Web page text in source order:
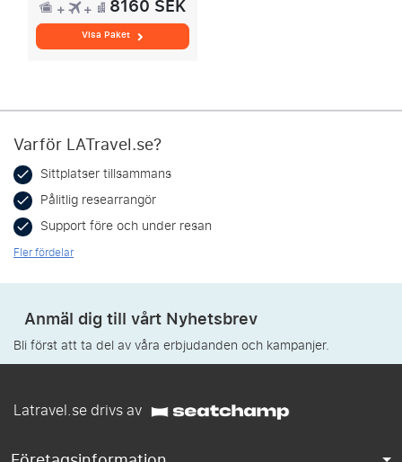
Visa Paket
Varför LATravel.se?
Sittplatser tillsammans
Pålitlig researrangör
Support före och under resan
Fler fördelar
Anmäl dig till vårt Nyhetsbrev
Bli först att ta del av våra erbjudanden och kampanjer.
Latravel.se drivs av